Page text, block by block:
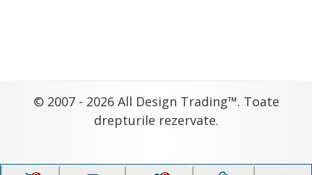
© 2007 - 2026 All Design Trading™. Toate
drepturile rezervate.